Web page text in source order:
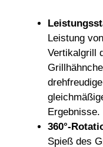
Leistung
Vertikalgrill
Ergebnisse.
360°-
Spieß des